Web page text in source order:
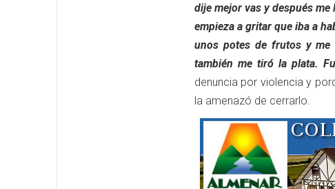
dije mejor vas y después
empieza a gritar que iba a
unos potes de frutos y me
también me tiró la plata.
denuncia por violencia y
la amenazó de cerrarlo.